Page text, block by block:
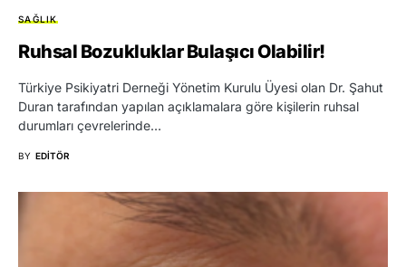
SAĞLIK
Ruhsal Bozukluklar Bulaşıcı Olabilir!
Türkiye Psikiyatri Derneği Yönetim Kurulu Üyesi olan Dr. Şahut
Duran tarafından yapılan açıklamalara göre kişilerin ruhsal
durumları çevrelerinde…
BY EDITÖR